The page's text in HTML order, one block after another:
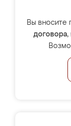
Вы вносите
договора,